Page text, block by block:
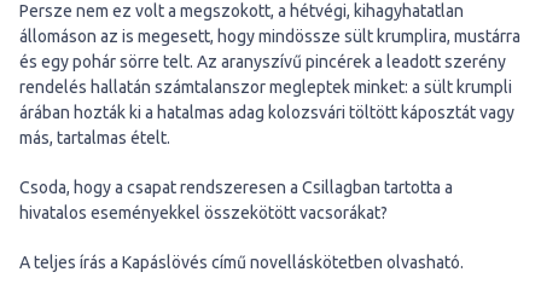
Persze nem ez volt a megszokott, a hétvégi, kihagyhatatlan
állomáson az is megesett, hogy mindössze sült krumplira, mustárra
és egy pohár sörre telt. Az aranyszívű pincérek a leadott szerény
rendelés hallatán számtalanszor megleptek minket: a sült krumpli
árában hozták ki a hatalmas adag kolozsvári töltött káposztát vagy
más, tartalmas ételt.
Csoda, hogy a csapat rendszeresen a Csillagban tartotta a
hivatalos eseményekkel összekötött vacsorákat?
A teljes írás a Kapáslövés című novelláskötetben olvasható.